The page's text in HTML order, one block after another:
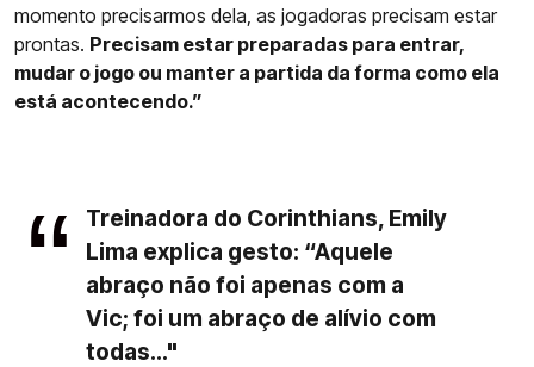
momento precisarmos dela, as jogadoras precisam estar
prontas. Precisam estar preparadas para entrar,
mudar o jogo ou manter a partida da forma como ela
está acontecendo.”
Treinadora do Corinthians, Emily
Lima explica gesto: “Aquele
abraço não foi apenas com a
Vic; foi um abraço de alívio com
todas..."